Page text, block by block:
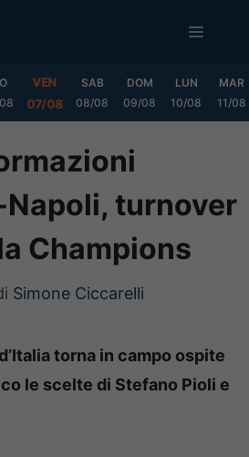
MENU
VEN
07/08
SAB
08/08
DOM
09/08
LUN
10/08
MAR
11/08
turnover
Champions
Simone Ciccarelli
torna in campo ospite
le scelte di Stefano Pioli e